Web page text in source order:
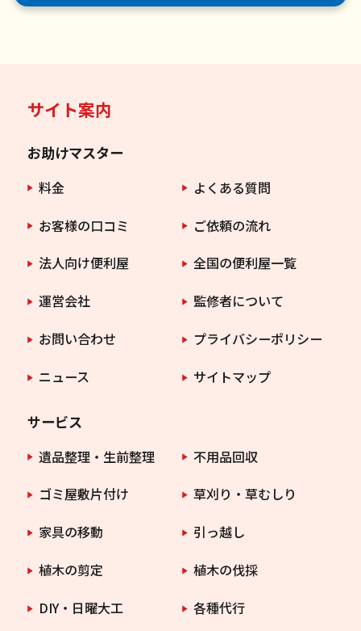
サイト案内
お助けマスター
料金
よくある質問
お客様の口コミ
ご依頼の流れ
法人向け便利屋
全国の便利屋一覧
運営会社
監修者について
お問い合わせ
プライバシーポリシー
ニュース
サイトマップ
サービス
遺品整理・生前整理
不用品回収
ゴミ屋敷片付け
草刈り・草むしり
家具の移動
引っ越し
植木の剪定
植木の伐採
DIY・日曜大工
各種代行